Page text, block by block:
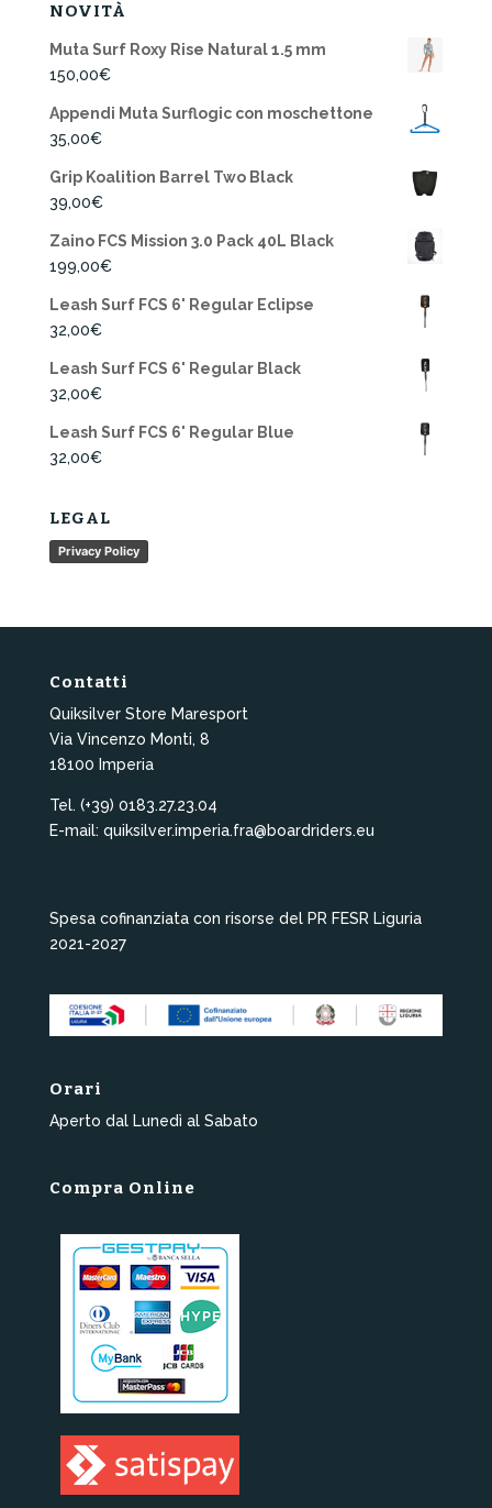
NOVITÀ
Muta Surf Roxy Rise Natural 1.5 mm
150,00€
Appendi Muta Surflogic con moschettone
35,00€
Grip Koalition Barrel Two Black
39,00€
Zaino FCS Mission 3.0 Pack 40L Black
199,00€
Leash Surf FCS 6' Regular Eclipse
32,00€
Leash Surf FCS 6' Regular Black
32,00€
Leash Surf FCS 6' Regular Blue
32,00€
LEGAL
Privacy Policy
Contatti
Quiksilver Store Maresport
Via Vincenzo Monti, 8
18100 Imperia
Tel. (+39) 0183.27.23.04
E-mail: quiksilver.imperia.fra@boardriders.eu
Spesa cofinanziata con risorse del PR FESR Liguria
2021-2027
Orari
Aperto dal Lunedì al Sabato
Compra Online